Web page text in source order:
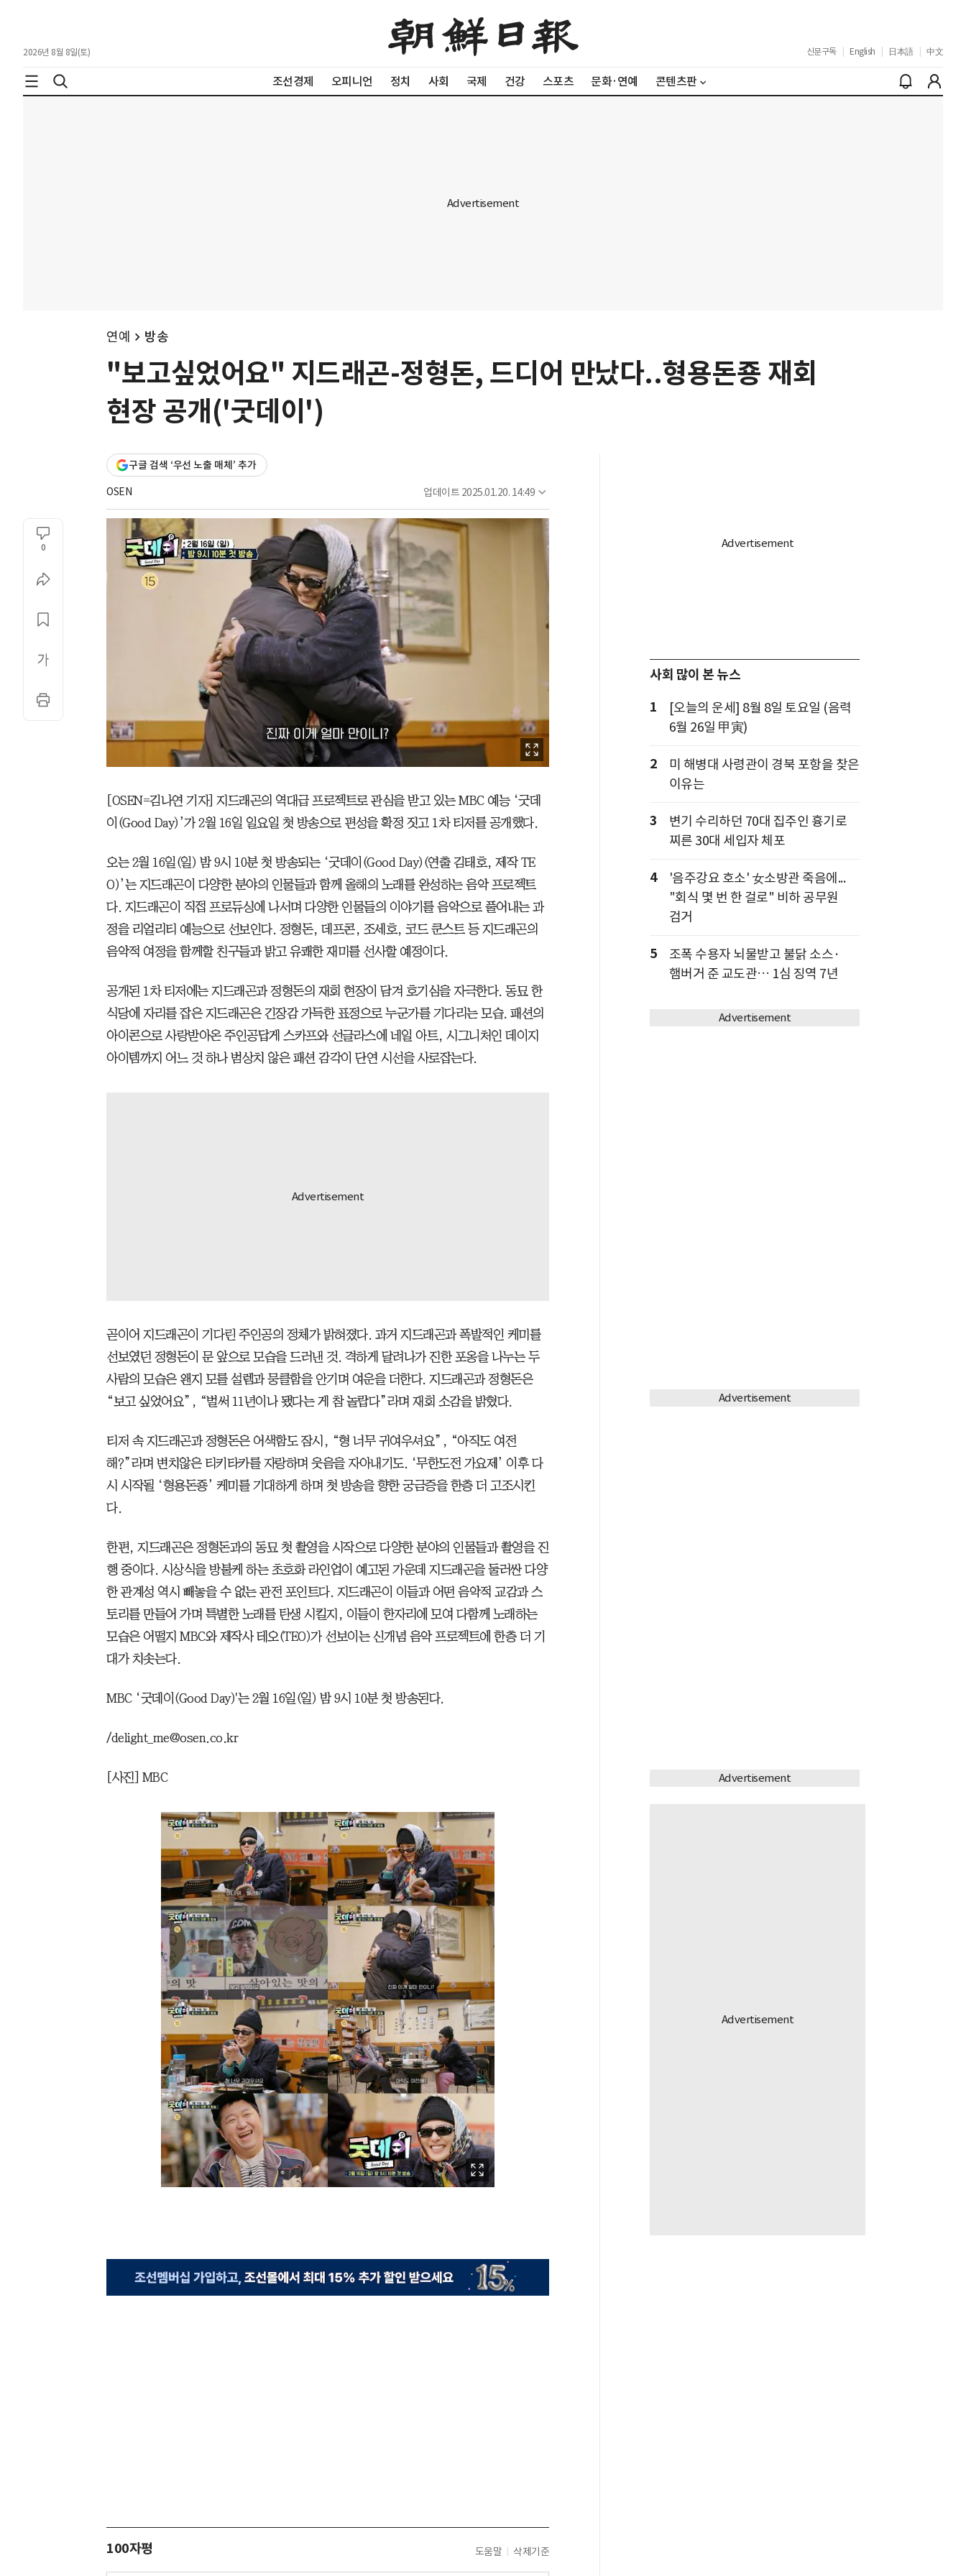
2026년 8월 8일(토) 신문구독 English 日本語 中文
조선경제 오피니언 정치 사회 국제 건강 스포츠 문화·연예 콘텐츠판
연예 방송
"보고싶었어요" 지드래곤-정형돈, 드디어 만났다..형용돈죵 재회
현장 공개('굿데이')
구글 검색 ‘우선 노출 매체’ 추가
OSEN 업데이트 2025.01.20. 14:49
0
[OSEN=김나연 기자] 지드래곤의 역대급 프로젝트로 관심을 받고 있는 MBC 예능 ‘굿데
이(Good Day)’가 2월 16일 일요일 첫 방송으로 편성을 확정 짓고 1차 티저를 공개했다.
오는 2월 16일(일) 밤 9시 10분 첫 방송되는 ‘굿데이(Good Day)(연출 김태호, 제작 TE
O)’는 지드래곤이 다양한 분야의 인물들과 함께 올해의 노래를 완성하는 음악 프로젝트
다. 지드래곤이 직접 프로듀싱에 나서며 다양한 인물들의 이야기를 음악으로 풀어내는 과
정을 리얼리티 예능으로 선보인다. 정형돈, 데프콘, 조세호, 코드 쿤스트 등 지드래곤의
음악적 여정을 함께할 친구들과 밝고 유쾌한 재미를 선사할 예정이다.
공개된 1차 티저에는 지드래곤과 정형돈의 재회 현장이 담겨 호기심을 자극한다. 동묘 한
식당에 자리를 잡은 지드래곤은 긴장감 가득한 표정으로 누군가를 기다리는 모습. 패션의
아이콘으로 사랑받아온 주인공답게 스카프와 선글라스에 네일 아트, 시그니처인 데이지
아이템까지 어느 것 하나 범상치 않은 패션 감각이 단연 시선을 사로잡는다.
곧이어 지드래곤이 기다린 주인공의 정체가 밝혀졌다. 과거 지드래곤과 폭발적인 케미를
선보였던 정형돈이 문 앞으로 모습을 드러낸 것. 격하게 달려나가 진한 포옹을 나누는 두
사람의 모습은 왠지 모를 설렘과 뭉클함을 안기며 여운을 더한다. 지드래곤과 정형돈은
“보고 싶었어요”, “벌써 11년이나 됐다는 게 참 놀랍다”라며 재회 소감을 밝혔다.
티저 속 지드래곤과 정형돈은 어색함도 잠시, “형 너무 귀여우셔요”, “아직도 여전
해?”라며 변치않은 티키타카를 자랑하며 웃음을 자아내기도. ‘무한도전 가요제’ 이후 다
시 시작될 ‘형용돈죵’ 케미를 기대하게 하며 첫 방송을 향한 궁금증을 한층 더 고조시킨
다.
한편, 지드래곤은 정형돈과의 동묘 첫 촬영을 시작으로 다양한 분야의 인물들과 촬영을 진
행 중이다. 시상식을 방불케 하는 초호화 라인업이 예고된 가운데 지드래곤을 둘러싼 다양
한 관계성 역시 빼놓을 수 없는 관전 포인트다. 지드래곤이 이들과 어떤 음악적 교감과 스
토리를 만들어 가며 특별한 노래를 탄생 시킬지, 이들이 한자리에 모여 다함께 노래하는
모습은 어떨지 MBC와 제작사 테오(TEO)가 선보이는 신개념 음악 프로젝트에 한층 더 기
대가 치솟는다.
MBC ‘굿데이(Good Day)'는 2월 16일(일) 밤 9시 10분 첫 방송된다.
/delight_me@osen.co.kr
[사진] MBC
100자평 도움말 삭제기준
사회 많이 본 뉴스
1
[오늘의 운세] 8월 8일 토요일 (음력
6월 26일 甲寅)
2
미 해병대 사령관이 경북 포항을 찾은
이유는
3
변기 수리하던 70대 집주인 흉기로
찌른 30대 세입자 체포
4
'음주강요 호소' 女소방관 죽음에...
"회식 몇 번 한 걸로" 비하 공무원
검거
5
조폭 수용자 뇌물받고 불닭 소스·
햄버거 준 교도관… 1심 징역 7년